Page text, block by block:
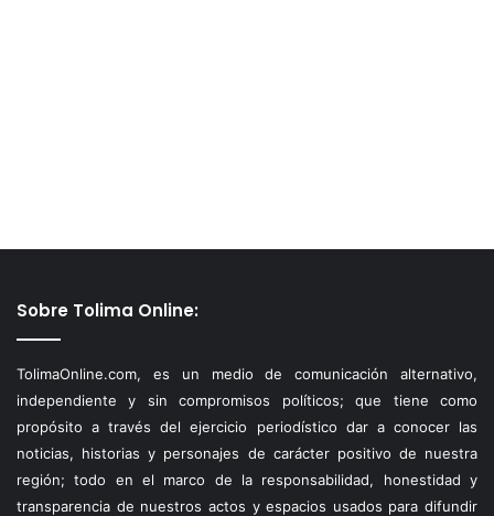
Sobre Tolima Online:
TolimaOnline.com, es un medio de comunicación alternativo,
independiente y sin compromisos políticos; que tiene como
propósito a través del ejercicio periodístico dar a conocer las
noticias, historias y personajes de carácter positivo de nuestra
región; todo en el marco de la responsabilidad, honestidad y
transparencia de nuestros actos y espacios usados para difundir